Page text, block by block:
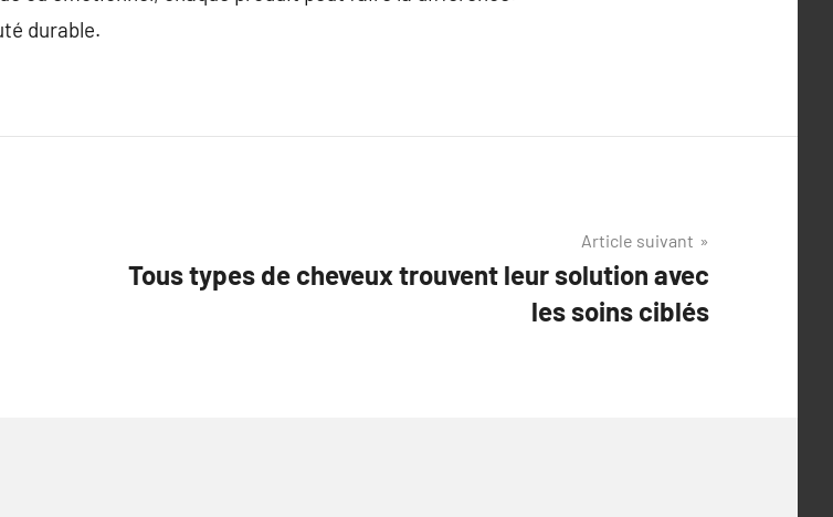
durable.
Article suivant
Tous types de cheveux trouvent leur solution avec
les soins ciblés